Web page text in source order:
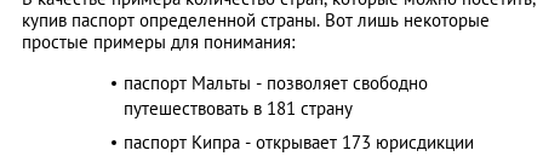
купив паспорт определенной страны. Вот лишь некоторые
простые примеры для понимания:
паспорт Мальты - позволяет свободно
путешествовать в 181 страну
паспорт Кипра - открывает 173 юрисдикции